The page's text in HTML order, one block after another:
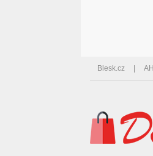
Blesk.cz